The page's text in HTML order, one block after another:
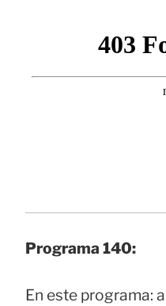
Programa 140:
En este programa: